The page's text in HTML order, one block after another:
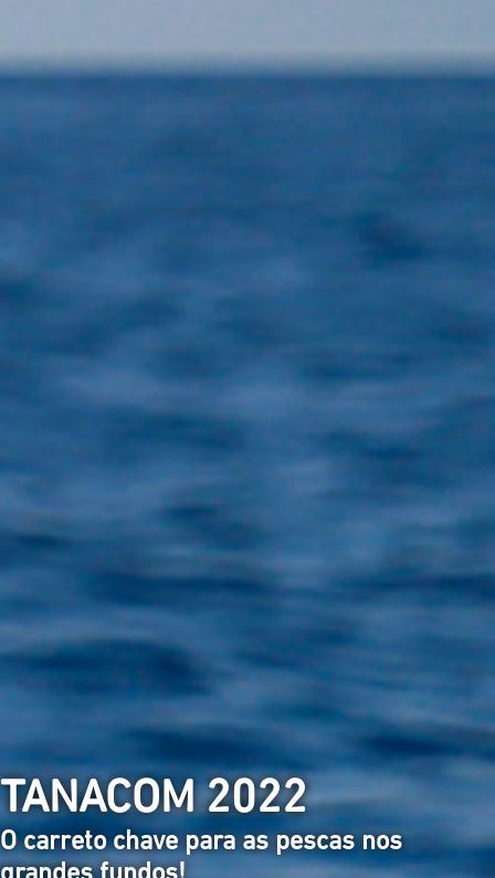
TANACOM 2022
O carreto chave para as pescas nos